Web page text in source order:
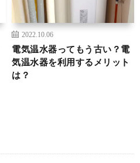
2022.10.06
電気温水器ってもう古い？電
気温水器を利用するメリット
は？